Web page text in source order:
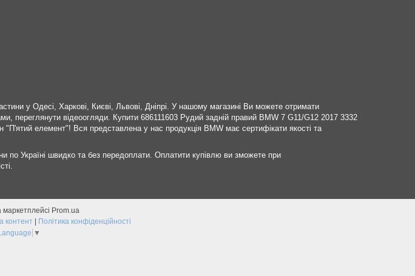
у Одесі, Харкові, Києві, Львові, Дніпрі. У нашому магазині Ви можете отримати
переглянути відеоогляди. Купити 686111603 Рудий задній правий BMW 7 G11/G12 2017 3332
елемент"! Вся представлена ​​у нас продукція BMW має сертифікати якості та
Україні швидко та без передоплати. Оплатити купівлю ви зможете при
Prom.ua
контент
Політика конфіденційності
▼